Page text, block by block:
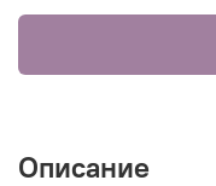
Описание